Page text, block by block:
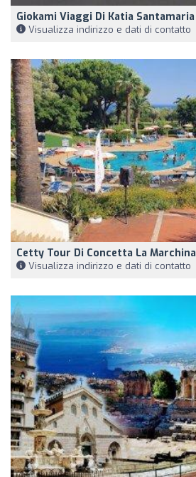
Giokami Viaggi Di Katia Santamaria
Visualizza indirizzo e dati di contatto
Cetty Tour Di Concetta La Marchina
Visualizza indirizzo e dati di contatto